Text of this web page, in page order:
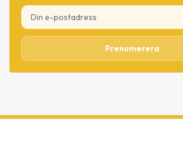
Prenumerera